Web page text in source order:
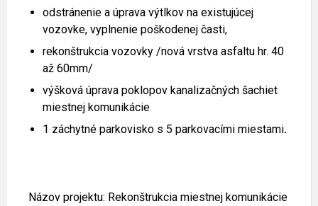
odstránenie a úprava výtlkov na existujúcej
vozovke, vyplnenie poškodenej časti,
rekonštrukcia vozovky /nová vrstva asfaltu hr. 40
až 60mm/
výšková úprava poklopov kanalizačných šachiet
miestnej komunikácie
1 záchytné parkovisko s 5 parkovacími miestami.
Názov projektu: Rekonštrukcia miestnej komunikácie